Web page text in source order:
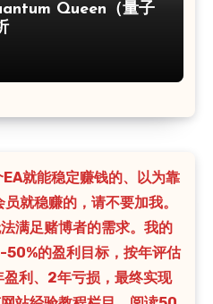
Queen（量子
就能稳定赚钱的、以为靠
就稳赚的，请不要加我。
满足赌博者的需求。我的
50%的盈利目标，按年评估
利、2年亏损，最终实现